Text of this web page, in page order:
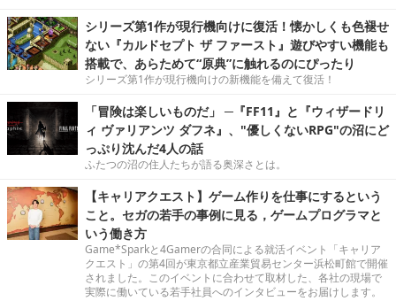
シリーズ第1作が現行機向けに復活！懐かしくも色褪せ
ない『カルドセプト ザ ファースト』遊びやすい機能も
搭載で、あらためて“原典”に触れるのにぴったり
シリーズ第1作が現行機向けの新機能を備えて復活！
「冒険は楽しいものだ」 ─『FF11』と『ウィザードリ
ィ ヴァリアンツ ダフネ』、"優しくないRPG"の沼にど
っぷり沈んだ4人の話
ふたつの沼の住人たちが語る奥深さとは。
【キャリアクエスト】ゲーム作りを仕事にするという
こと。セガの若手の事例に見る，ゲームプログラマと
いう働き方
Game*Sparkと4Gamerの合同による就活イベント「キャリア
クエスト」の第4回が東京都立産業貿易センター浜松町館で開催
されました。このイベントに合わせて取材した、各社の現場で
実際に働いている若手社員へのインタビューをお届けします。